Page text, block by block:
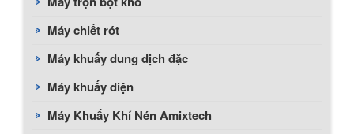
Máy chiết rót
Máy khuấy dung dịch đặc
Máy khuấy điện
Máy Khuấy Khí Nén Amixtech